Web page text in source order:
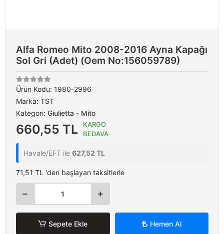
Alfa Romeo Mito 2008-2016 Ayna Kapağı
Sol Gri (Adet) (Oem No:156059789)
Ürün Kodu: 1980-2996
Marka: TST
Kategori: Giulietta - Mito
660,55 TL
KARGO
BEDAVA
Havale/EFT ile 627,52 TL
71,51 TL 'den başlayan taksitlerle
Sepete Ekle Hemen Al